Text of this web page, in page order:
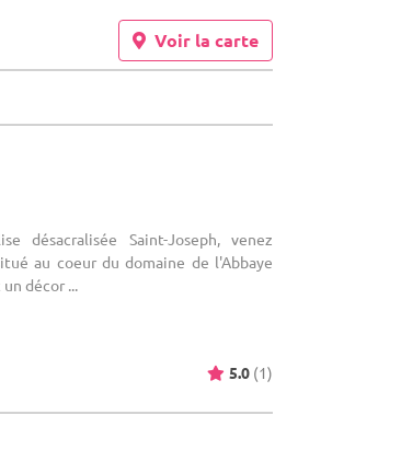
Voir la carte
désacralisée Saint-Joseph, venez
au coeur du domaine de l'Abbaye
décor ...
5.0 (1)